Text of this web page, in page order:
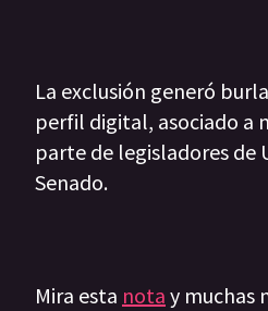
La exclusión generó
perfil digital, asociado a
parte de legisladores de
Senado.
Mira esta nota y muchas